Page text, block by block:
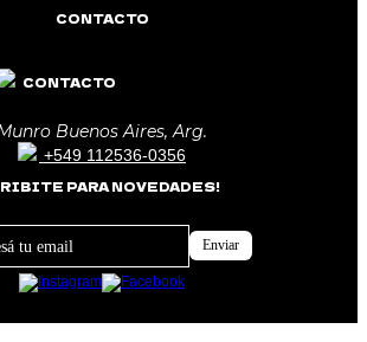
CONTACTO
CONTACTO
Buenos Aires, Arg.
+549 112536-0356
PARA NOVEDADES!
Enviar